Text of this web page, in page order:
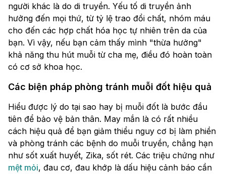
người khác là do di truyền. Yếu tố di truyền ảnh
hưởng đến mọi thứ, từ tỷ lệ trao đổi chất, nhóm máu
cho đến các hợp chất hóa học tự nhiên trên da của
bạn. Vì vậy, nếu bạn cảm thấy mình "thừa hưởng"
khả năng thu hút muỗi từ cha mẹ, điều đó hoàn toàn
có cơ sở khoa học.
Các biện pháp phòng tránh muỗi đốt hiệu quả
Hiểu được lý do tại sao hay bị muỗi đốt là bước đầu
tiên để bảo vệ bản thân. May mắn là có rất nhiều
cách hiệu quả để bạn giảm thiểu nguy cơ bị làm phiền
và phòng tránh các bệnh do muỗi truyền, chẳng hạn
như sốt xuất huyết, Zika, sốt rét. Các triệu chứng như
mệt mỏi, đau cơ, đau khớp là dấu hiệu cảnh báo cần